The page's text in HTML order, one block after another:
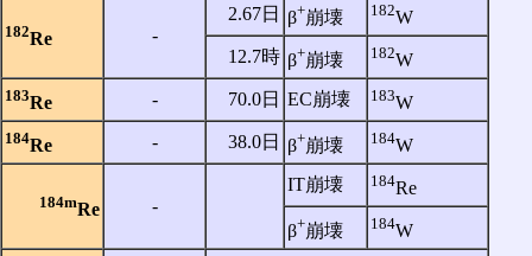
182Re ‐
2.67日 β+崩壊 182W
12.7時 β+崩壊 182W
183Re ‐ 70.0日 EC崩壊 183W
184Re ‐ 38.0日 β+崩壊 184W
184mRe ‐
IT崩壊 184Re
β+崩壊 184W